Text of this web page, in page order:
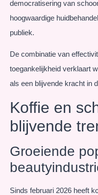
democratisering van
hoogwaardige
publiek.
De combinatie van
toegankelijkheid verklaart
als een blijvende kracht in
Koffie en
blijvende
Groeiende
Sinds februari 2026 heeft